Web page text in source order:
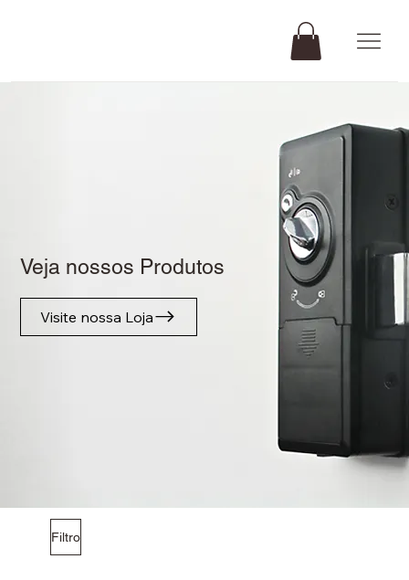
Veja nossos Produtos
Visite nossa Loja
Filtro